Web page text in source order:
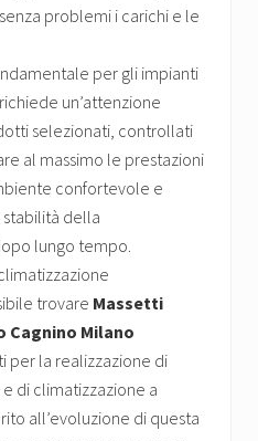
problemi i carichi e le
per gli impianti
un’attenzione
selezionati, controllati
al massimo le prestazioni
confortevole e
stabilità della
lungo tempo.
trovare Massetti
Cagnino Milano
per la realizzazione di
di climatizzazione a
all’evoluzione di questa